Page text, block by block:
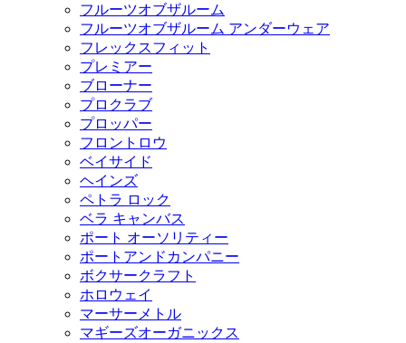
フルーツオブザルーム
フルーツオブザルーム アンダーウェア
フレックスフィット
プレミアー
ブローナー
プロクラブ
プロッパー
フロントロウ
ベイサイド
ヘインズ
ペトラ ロック
ベラ キャンバス
ポート オーソリティー
ポートアンドカンパニー
ボクサークラフト
ホロウェイ
マーサーメトル
マギーズオーガニックス